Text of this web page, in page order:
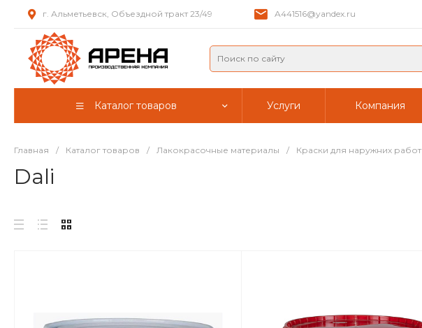
г. Альметьевск, Объездной тракт 23/49 A441516@yandex.ru
Каталог товаров Услуги Компания
Главная / Каталог товаров / Лакокрасочные материалы / Краски для наружних работ
Dali